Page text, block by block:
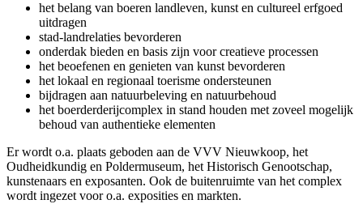
het belang van boeren landleven, kunst en cultureel erfgoed
uitdragen
stad-landrelaties bevorderen
onderdak bieden en basis zijn voor creatieve processen
het beoefenen en genieten van kunst bevorderen
het lokaal en regionaal toerisme ondersteunen
bijdragen aan natuurbeleving en natuurbehoud
het boerderderijcomplex in stand houden met zoveel mogelijk
behoud van authentieke elementen
Er wordt o.a. plaats geboden aan de VVV Nieuwkoop, het
Oudheidkundig en Poldermuseum, het Historisch Genootschap,
kunstenaars en exposanten. Ook de buitenruimte van het complex
wordt ingezet voor o.a. exposities en markten.